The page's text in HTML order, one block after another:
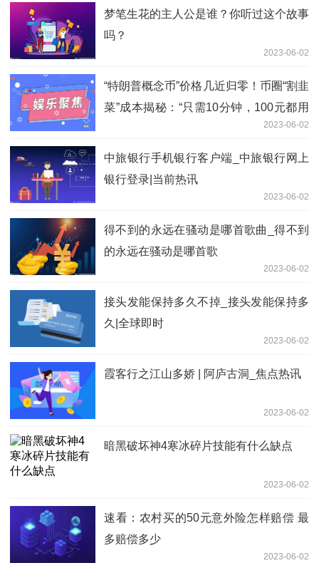
梦笔生花的主人公是谁？你听过这个故事
吗？
2023-06-02
“特朗普概念币”价格几近归零！币圈“割韭
菜”成本揭秘：“只需10分钟，100元都用
2023-06-02
中旅银行手机银行客户端_中旅银行网上
银行登录|当前热讯
2023-06-02
得不到的永远在骚动是哪首歌曲_得不到
的永远在骚动是哪首歌
2023-06-02
接头发能保持多久不掉_接头发能保持多
久|全球即时
2023-06-02
霞客行之江山多娇 | 阿庐古洞_焦点热讯
2023-06-02
暗黑破坏神4寒冰碎片技能有什么缺点
2023-06-02
速看：农村买的50元意外险怎样赔偿 最
多赔偿多少
2023-06-02